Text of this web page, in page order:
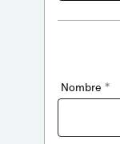
Nombre *